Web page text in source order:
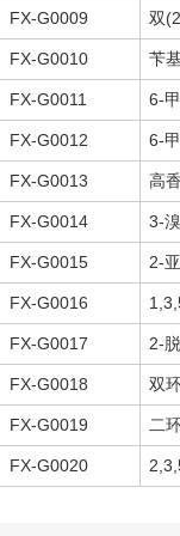
FX-G0009 双
FX-G0010 苄
FX-G0011 6-
FX-G0012 6-
FX-G0013 高
FX-G0014 3-
FX-G0015 2-
FX-G0016
FX-G0017 2-
FX-G0018 双
FX-G0019 二
FX-G0020